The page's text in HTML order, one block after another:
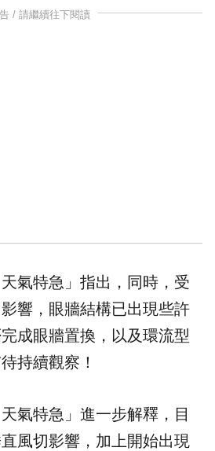
/ 請繼續往下閱讀
天氣特急」指出，同時，受
響，眼牆結構已出現些許
成眼牆置換，以及環流型
持續觀察！
氣特急」進一步解釋，目
風切影響，加上開始出現